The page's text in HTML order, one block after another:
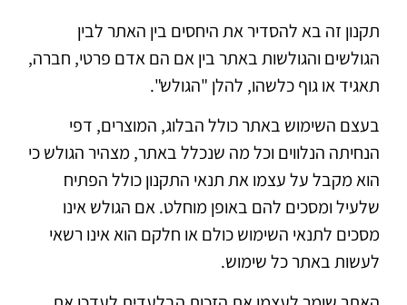
תקנון זה בא להסדיר את היחסים בין האתר לבין
הגולשים והגולשות באתר בין אם הם אדם פרטי, חברה,
תאגיד או גוף כלשהו, להלן "הגולש".
בעצם השימוש באתר כולל הבלוג, המוצרים, דפי
הנחיתה הנלווים וכל מה שנכלל באתר, מצהיר הגולש כי
הוא מקבל על עצמו את תנאי התקנון כולל הפתיח
שלעיל ומסכים להם באופן מוחלט. אם הגולש אינו
מסכים לתנאי השימוש כולם או חלקם הוא אינו רשאי
לעשות באתר כל שימוש.